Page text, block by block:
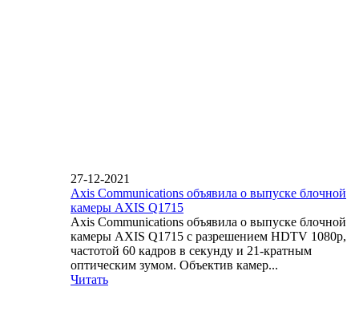
27-12-2021
Axis Communications объявила о выпуске блочной
камеры AXIS Q1715
Axis Communications объявила о выпуске блочной
камеры AXIS Q1715 с разрешением HDTV 1080p,
частотой 60 кадров в секунду и 21-кратным
оптическим зумом. Объектив камер...
Читать